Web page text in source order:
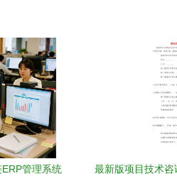
管理系统
最新版项目技术